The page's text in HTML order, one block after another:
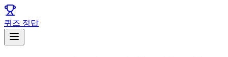
퀴즈 정답